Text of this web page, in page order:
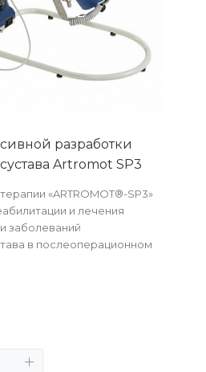
разработки
Artromot SP3
«ARTROMOT®-SP3»
и лечения
заболеваний
в послеоперационном
су...